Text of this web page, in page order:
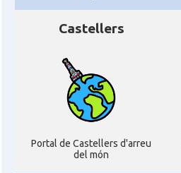
Castellers
Portal de Castellers d'arreu
del món